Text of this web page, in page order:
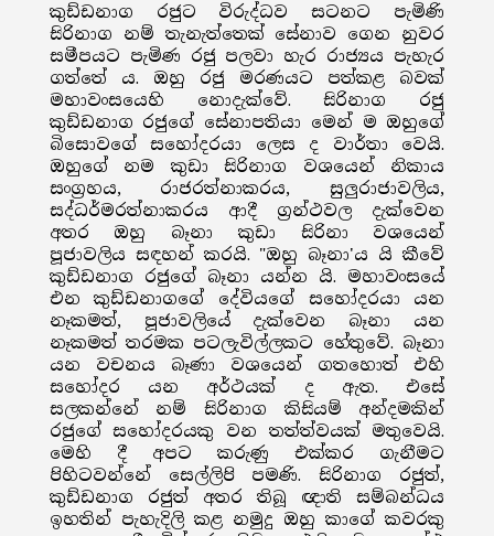
කුඩ්ඩනාග රජුට විරුද්ධව සටනට පැමිණි
සිරිනාග නම් තැනැත්තෙක් සේනාව ගෙන නුවර
සමීපයට පැමිණ රජු පලවා හැර රාජ්‍යය පැහැර
ගත්තේ ය. ඔහු රජු මරණයට පත්කළ බවක්
මහාවංසයෙහි නොදැක්වේ. සිරිනාග රජු
කුඩ්ඩනාග රජුගේ සේනාපතියා මෙන් ම ඔහුගේ
බිසොවගේ සහෝදරයා ලෙස ද වාර්තා වෙයි.
ඔහුගේ නම කුඩා සිරිනාග වශයෙන් නිකාය
සංග්‍රහය, රාජරත්නාකරය, සුලුරාජාවලිය,
සද්ධර්මරත්නාකරය ආදී ග්‍රන්ථවල දැක්වෙන
අතර ඔහු බෑනා කුඩා සිරිනා වශයෙන්
පූජාවලිය සඳහන් කරයි. "ඔහු බෑනා'ය යි කීවේ
කුඩ්ඩනාග රජුගේ බෑනා යන්න යි. මහාවංසයේ
එන කුඩ්ඩනාගගේ දේවියගේ සහෝදරයා යන
නෑකමත්, පූජාවලියේ දැක්වෙන බෑනා යන
නෑකමත් තරමක පටලැවිල්ලකට හේතුවේ. බෑනා
යන වචනය බෑණා වශයෙන් ගතහොත් එහි
සහෝදර යන අර්ථයක් ද ඇත. එසේ
සලකන්නේ නම් සිරිනාග කිසියම් අන්දමකින්
රජුගේ සහෝදරයකු වන තත්ත්වයක් මතුවෙයි.
මෙහි දී අපට කරුණු එක්කර ගැනීමට
පිහිටවන්නේ සෙල්ලිපි පමණි. සිරිනාග රජුත්,
කුඩ්ඩනාග රජුත් අතර තිබූ ඥාති සම්බන්ධය
ඉහතින් පැහැදිලි කළ නමුදු ඔහු කාගේ කවරකු